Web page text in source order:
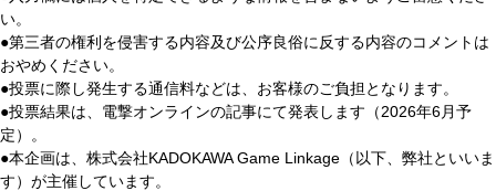
い。
●第三者の権利を侵害する内容及び公序良俗に反する内容のコメントは
おやめください。
●投票に際し発生する通信料などは、お客様のご負担となります。
●投票結果は、電撃オンラインの記事にて発表します（2026年6月予
定）。
●本企画は、株式会社KADOKAWA Game Linkage（以下、弊社といいま
す）が主催しています。